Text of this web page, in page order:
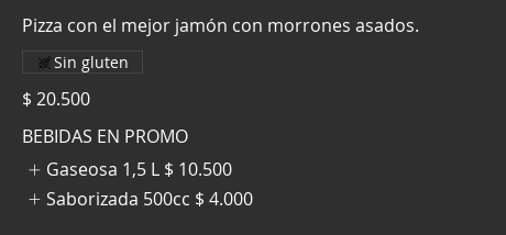
Pizza con el mejor jamón con morrones asados.
$ 20.500
Sin gluten
BEBIDAS EN PROMO
Gaseosa 1,5 L $ 10.500
Saborizada 500cc $ 4.000